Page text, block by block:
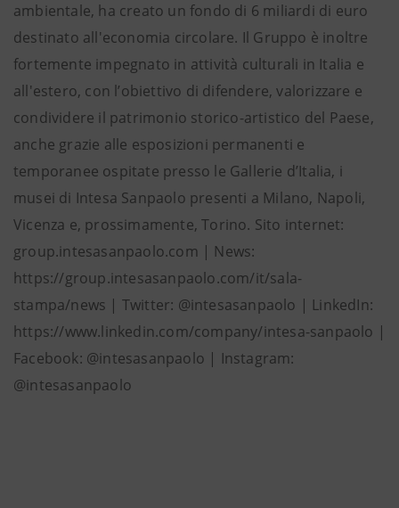
ambientale, ha creato un fondo di 6 miliardi di euro
destinato all'economia circolare. Il Gruppo è inoltre
fortemente impegnato in attività culturali in Italia e
all'estero, con l’obiettivo di difendere, valorizzare e
condividere il patrimonio storico-artistico del Paese,
anche grazie alle esposizioni permanenti e
temporanee ospitate presso le Gallerie d’Italia, i
musei di Intesa Sanpaolo presenti a Milano, Napoli,
Vicenza e, prossimamente, Torino. Sito internet:
group.intesasanpaolo.com | News:
https://group.intesasanpaolo.com/it/sala-
stampa/news | Twitter: @intesasanpaolo | LinkedIn:
https://www.linkedin.com/company/intesa-sanpaolo |
Facebook: @intesasanpaolo | Instagram:
@intesasanpaolo